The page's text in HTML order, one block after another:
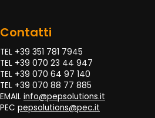
Contatti
TEL +39 351 781 7945
TEL +39 070 23 44 947
TEL +39 070 64 97 140
TEL +39 070 88 77 885
EMAIL info@pepsolutions.it
PEC pepsolutions@pec.it